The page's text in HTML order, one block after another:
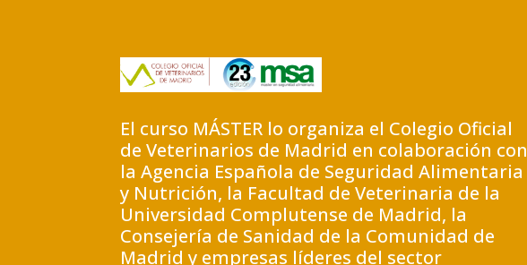
El curso MÁSTER lo organiza el Colegio Oficial
de Veterinarios de Madrid en colaboración con
la Agencia Española de Seguridad Alimentaria
y Nutrición, la Facultad de Veterinaria de la
Universidad Complutense de Madrid, la
Consejería de Sanidad de la Comunidad de
Madrid y empresas líderes del sector